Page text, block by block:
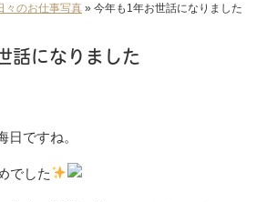
々のお仕事写真 » 今年も1年お世話になりました
話になりました
日ですね。
でした